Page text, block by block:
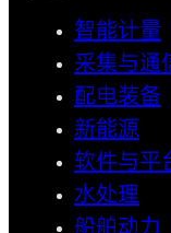
智能计量
采集与通
配电装备
新能源
软件与平
水处理
船舶动力